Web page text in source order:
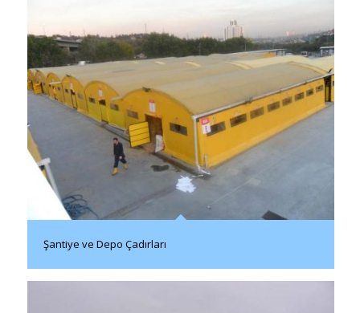
Şantiye ve Depo Çadırları